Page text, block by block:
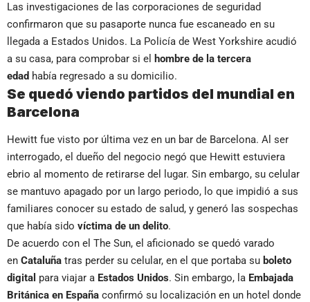
Las investigaciones de las corporaciones de seguridad
confirmaron que su pasaporte nunca fue escaneado en su
llegada a Estados Unidos. La Policía de West Yorkshire acudió
a su casa, para comprobar si el hombre de la tercera
edad había regresado a su domicilio.
Se quedó viendo partidos del mundial en
Barcelona
Hewitt fue visto por última vez en un bar de Barcelona. Al ser
interrogado, el dueño del negocio negó que Hewitt estuviera
ebrio al momento de retirarse del lugar. Sin embargo, su celular
se mantuvo apagado por un largo periodo, lo que impidió a sus
familiares conocer su estado de salud, y generó las sospechas
que había sido víctima de un delito.
De acuerdo con el The Sun, el aficionado se quedó varado
en Cataluña tras perder su celular, en el que portaba su boleto
digital para viajar a Estados Unidos. Sin embargo, la Embajada
Británica en España confirmó su localización en un hotel donde